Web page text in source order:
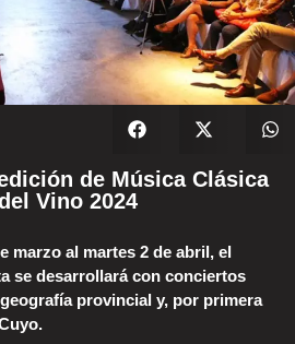
de Música Clásica
Vino 2024
marzo al martes 2 de abril, el
se desarrollará con conciertos
provincial y, por primera